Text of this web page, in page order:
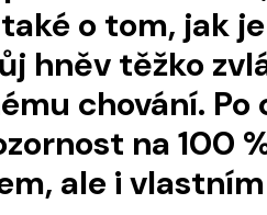
o tom, jak
hněv těžko
chování.
na 100
ale i
a příjemní,
Hned druhý
kdy mě může
jak
a na to, jaké